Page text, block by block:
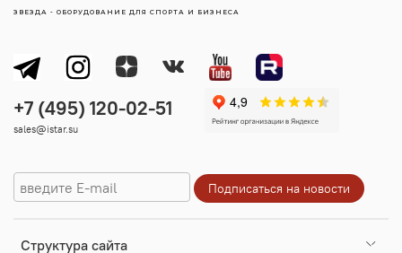
Cтруктура сайта
sales@istar.su
ЗВЕЗДА - ОБОРУДОВАНИЕ ДЛЯ СПОРТА И БИЗНЕСА